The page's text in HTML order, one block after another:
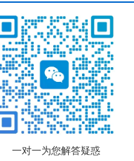
一对一为您解答疑惑